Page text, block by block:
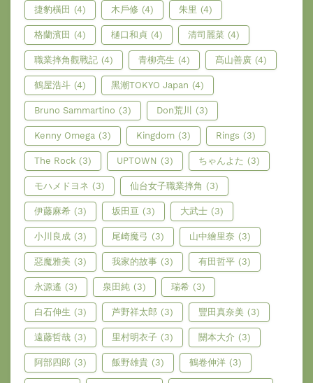
捷豹橫田 (4) 木戶修 (4) 朱里 (4)
格蘭濱田 (4) 樋口和貞 (4) 清司麗菜 (4)
職業摔角觀戰記 (4) 青柳亮生 (4) 髙山善廣 (4)
鶴屋浩斗 (4) 黑潮TOKYO Japan (4)
Bruno Sammartino (3) Don荒川 (3)
Kenny Omega (3) Kingdom (3) Rings (3)
The Rock (3) UPTOWN (3) ちゃんよた (3)
モハメドヨネ (3) 仙台女子職業摔角 (3)
伊藤麻希 (3) 坂田亘 (3) 大武士 (3)
小川良成 (3) 尾崎魔弓 (3) 山中繪里奈 (3)
惡魔雅美 (3) 我家的故事 (3) 有田哲平 (3)
永源遙 (3) 泉田純 (3) 瑞希 (3)
白石伸生 (3) 芦野祥太郎 (3) 豐田真奈美 (3)
遠藤哲哉 (3) 里村明衣子 (3) 關本大介 (3)
阿部四郎 (3) 飯野雄貴 (3) 鶴卷伸洋 (3)